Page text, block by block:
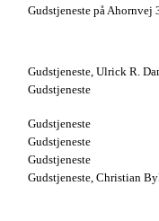
Gudstjeneste på Ahornvej
Gudstjeneste, Ulrick R.
Gudstjeneste
Gudstjeneste
Gudstjeneste
Gudstjeneste
Gudstjeneste, Christian